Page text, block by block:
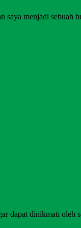
saya menjadi sebuah
dapat dinikmati oleh